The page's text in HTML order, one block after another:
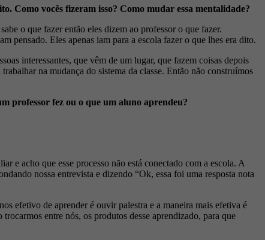
Como vocês fizeram isso? Como mudar essa mentalidade?
o que fazer então eles dizem ao professor o que fazer.
pensado. Eles apenas iam para a escola fazer o que lhes era dito.
interessantes, que vêm de um lugar, que fazem coisas depois
na mudança do sistema da classe. Então não construímos
professor fez ou o que um aluno aprendeu?
e acho que esse processo não está conectado com a escola. A
nossa entrevista e dizendo “Ok, essa foi uma resposta nota
efetivo de aprender é ouvir palestra e a maneira mais efetiva é
entre nós, os produtos desse aprendizado, para que